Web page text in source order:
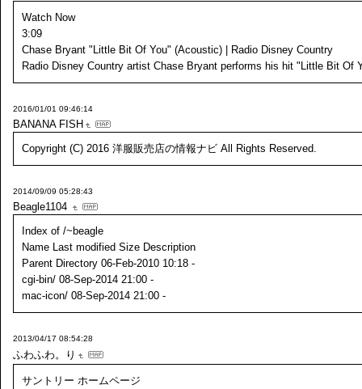
Watch Now
3:09
Chase Bryant "Little Bit Of You" (Acoustic) | Radio Disney Country
Radio Disney Country artist Chase Bryant performs his hit "Little Bit Of
2016/01/01 09:46:14
BANANA FISH
Copyright (C) 2016 洋服販売店の情報ナビ All Rights Reserved.
2014/09/09 05:28:43
Beagle1104
Index of /~beagle
Name Last modified Size Description
Parent Directory 06-Feb-2010 10:18 -
cgi-bin/ 08-Sep-2014 21:00 -
mac-icon/ 08-Sep-2014 21:00 -
2013/04/17 08:54:28
ふわふわ。り
サントリー ホームページ